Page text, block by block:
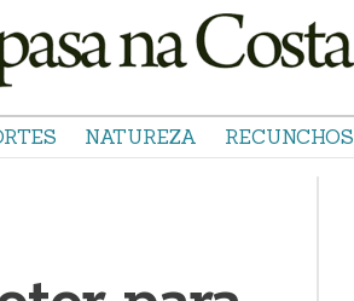
NATUREZA RECUNCHOS